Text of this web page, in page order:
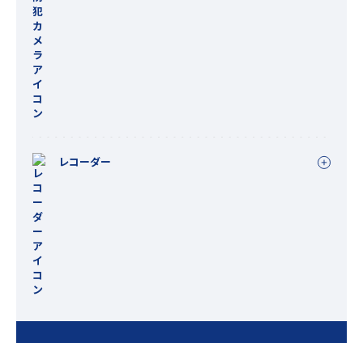
レコーダー